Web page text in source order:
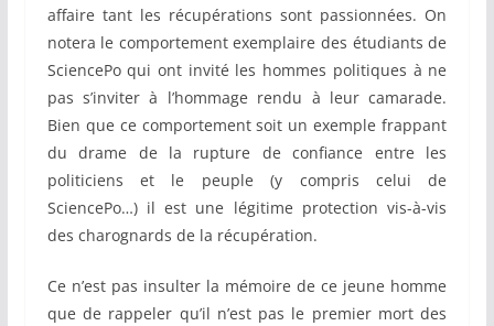
affaire tant les récupérations sont passionnées. On
notera le comportement exemplaire des étudiants de
SciencePo qui ont invité les hommes politiques à ne
pas s’inviter à l’hommage rendu à leur camarade.
Bien que ce comportement soit un exemple frappant
du drame de la rupture de confiance entre les
politiciens et le peuple (y compris celui de
SciencePo…) il est une légitime protection vis-à-vis
des charognards de la récupération.
Ce n’est pas insulter la mémoire de ce jeune homme
que de rappeler qu’il n’est pas le premier mort des